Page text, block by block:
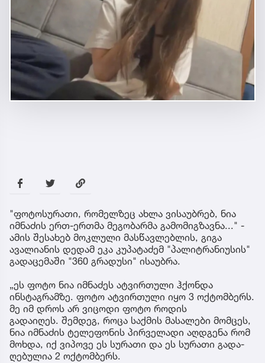
"ფოტოსურათი, რომელზეც ახლა ვისაუბრებ, ნია
იმნაძის ერთ-ერთმა მეგობარმა გამომიგზავნა..." -
ამის შესახებ მოკლული მასწავლებლის, გიგა
ავალიანის დედამ ეკა კუპატაძემ "პალიტრანიუსის"
გადაცემაში "360 გრადუსი" ისაუბრა.
„ეს ფოტო ნია იმნაძეს ატვირთული ჰქონდა
ინსტაგრამზე. ფოტო ატვირთული იყო 3 ოქტომბერს.
მე იმ დროს არ ვიცოდი ფოტო როდის
გადაიღეს. შემ­დეგ, როცა საქ­მის მა­სა­ლე­ბი მომ­ცეს,
ნია იმ­ნა­ძის ტე­ლე­ფო­ნის პირ­ვე­ლა­დი აღ­დგე­ნა რომ
მოხ­და, იქ ვი­პო­ვე ეს სუ­რა­თი და ეს სუ­რა­თი გა­და­
ღე­ბუ­ლია 2 ოქ­ტომ­ბერს.